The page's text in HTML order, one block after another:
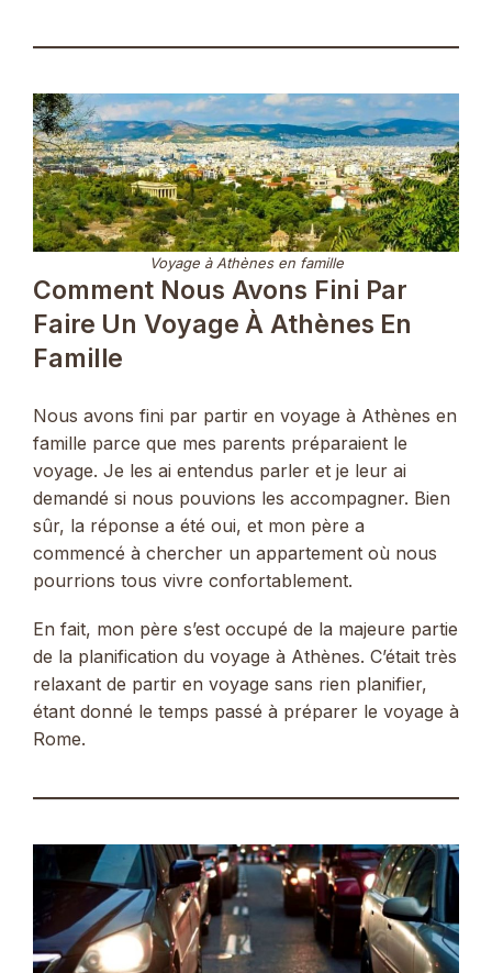
Voyage à Athènes en famille
Comment Nous Avons Fini Par
Faire Un Voyage À Athènes En
Famille
Nous avons fini par partir en voyage à Athènes en
famille parce que mes parents préparaient le
voyage. Je les ai entendus parler et je leur ai
demandé si nous pouvions les accompagner. Bien
sûr, la réponse a été oui, et mon père a
commencé à chercher un appartement où nous
pourrions tous vivre confortablement.
En fait, mon père s’est occupé de la majeure partie
de la planification du voyage à Athènes. C’était très
relaxant de partir en voyage sans rien planifier,
étant donné le temps passé à préparer le voyage à
Rome.